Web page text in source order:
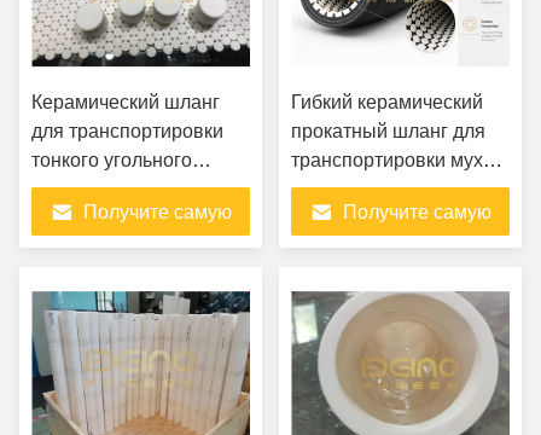
Керамический шланг
для транспортировки
тонкого угольного
порошка на
сталелитейных заводах
Получите самую
Гибкий керамический
прокатный шланг для
транспортировки мухи в
электростанциях
Получите самую